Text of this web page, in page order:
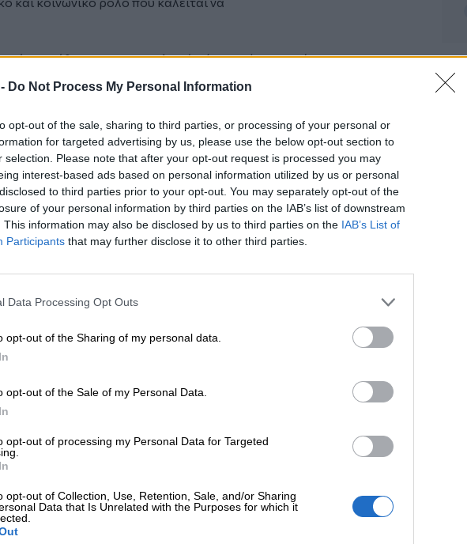
Do Not Process My Personal Information
opt-out of the sale, sharing to third parties, or processing of your personal or
for targeted advertising by us, please use the below opt-out section to
selection. Please note that after your opt-out request is processed you may
interest-based ads based on personal information utilized by us or personal
to third parties prior to your opt-out. You may separately opt-out of the
of your personal information by third parties on the IAB’s list of downstream
This information may also be disclosed by us to third parties on the IAB’s List of
Participants that may further disclose it to other third parties.
Data Processing Opt Outs
opt-out of the Sharing of my personal data.
opt-out of the Sale of my Personal Data.
opt-out of processing my Personal Data for Targeted
opt-out of Collection, Use, Retention, Sale, and/or Sharing
Data that Is Unrelated with the Purposes for which it
μόνο υπόθεση του καταναλωτή. Είναι πρώτα και πάνω
αντιμετώπισε την ασφάλιση ως μια απλή εμπορική
στον άνθρωπο. Σε αρκετές
καθοδήγηση, στο πρόσκαιρο αποτέλεσμα αντί στη
δημιουργήθηκαν λανθασμένες
έχει τεράστια κοινωνική αξία.
Έλληνες μπορούν να διαπρέψουν στον ασφαλιστικό
του κλάδου έχουν
αποδεικνύοντας ότι η γνώση, η
ως λαός.
αγορά. Αν δεν υπήρχε προοπτική, αν
συνεχώς αναπτύσσεται, δεν θα
επενδυτές να τοποθετούν κεφάλαια στην
να αναζητούμε το πρόβλημα
εργάζεται με επαγγελματισμό, ήθος και πραγματικό
όμως και η μειοψηφία που με τις